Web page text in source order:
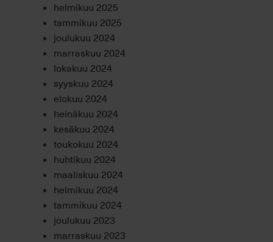
helmikuu 2025
tammikuu 2025
joulukuu 2024
marraskuu 2024
lokakuu 2024
syyskuu 2024
elokuu 2024
heinäkuu 2024
kesäkuu 2024
toukokuu 2024
huhtikuu 2024
maaliskuu 2024
helmikuu 2024
tammikuu 2024
joulukuu 2023
marraskuu 2023